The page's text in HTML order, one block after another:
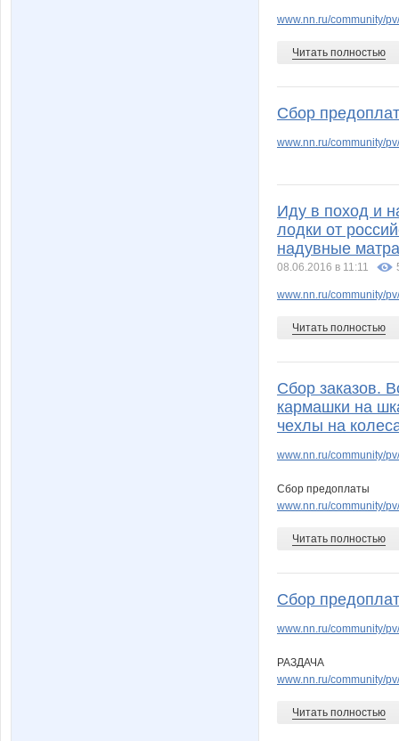
www.nn.ru/community/
Читать полностью
Сбор
www.nn.ru/community/
Иду в поход и
лодки от
надувные
08.06.2016 в 11:11
www.nn.ru/community/
Читать полностью
Сбор заказов.
кармашки на
чехлы на
www.nn.ru/community/
Сбор предоплаты
www.nn.ru/community/
Читать полностью
Сбор
www.nn.ru/community/
РАЗДАЧА
www.nn.ru/community/
Читать полностью